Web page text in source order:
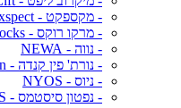
- מקספקט - Maxspect
- מרקו רוקס - Marco Rocks
- נווה - NEWA
- נורת' פין קנדה - Northfin
- ניוס - NYOS
- נפטון סיסטמס - NEPTUNE SYSTEMS